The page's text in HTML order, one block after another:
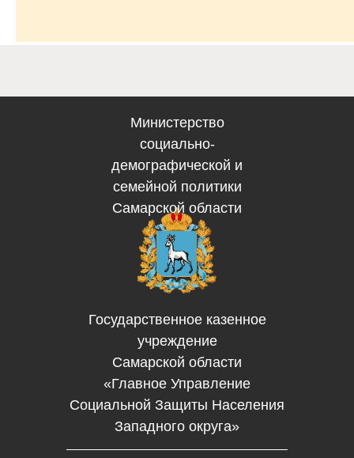
Министерство
социально-
демографической и
семейной политики
Самарской области
Государственное казенное
учреждение
Самарской области
«Главное Управление
Социальной Защиты Населения
Западного округа»